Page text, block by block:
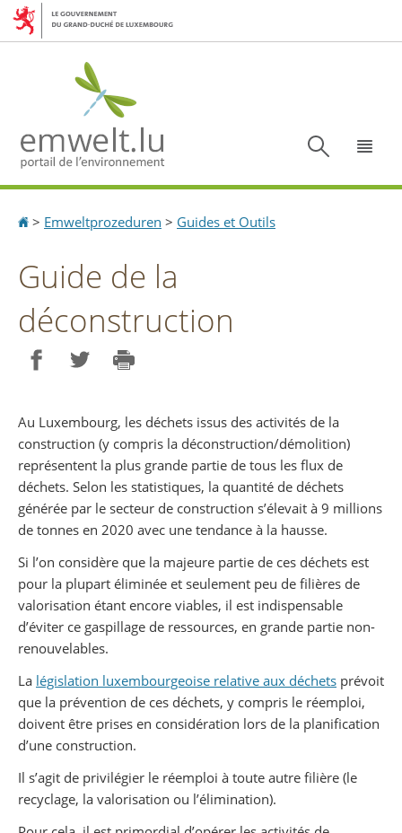
Aller
Aller
Accueil
> Emweltprozeduren > Guides et Outils
Guide de la
déconstruction
Au Luxembourg, les déchets issus des activités de la
construction (y compris la déconstruction/démolition)
représentent la plus grande partie de tous les flux de
déchets. Selon les statistiques, la quantité de déchets
générée par le secteur de construction s’élevait à 9 millions
de tonnes en 2020 avec une tendance à la hausse.
Si l’on considère que la majeure partie de ces déchets est
pour la plupart éliminée et seulement peu de filières de
valorisation étant encore viables, il est indispensable
d’éviter ce gaspillage de ressources, en grande partie non-
renouvelables.
La législation luxembourgeoise relative aux déchets prévoit
que la prévention de ces déchets, y compris le réemploi,
doivent être prises en considération lors de la planification
d’une construction.
Il s’agit de privilégier le réemploi à toute autre filière (le
recyclage, la valorisation ou l’élimination).